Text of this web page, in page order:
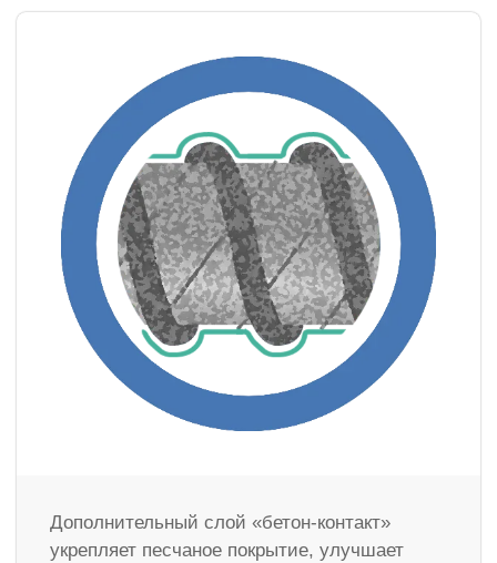
Дополнительный слой «бетон-контакт»
укрепляет песчаное покрытие, улучшает